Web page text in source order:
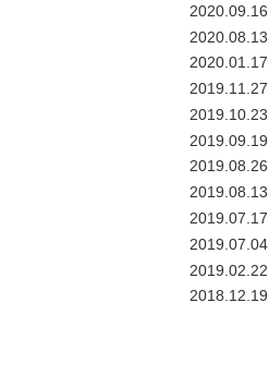
2020.09.16
2020.08.13
2020.01.17
2019.11.27
2019.10.23
2019.09.19
2019.08.26
2019.08.13
2019.07.17
2019.07.04
2019.02.22
2018.12.19